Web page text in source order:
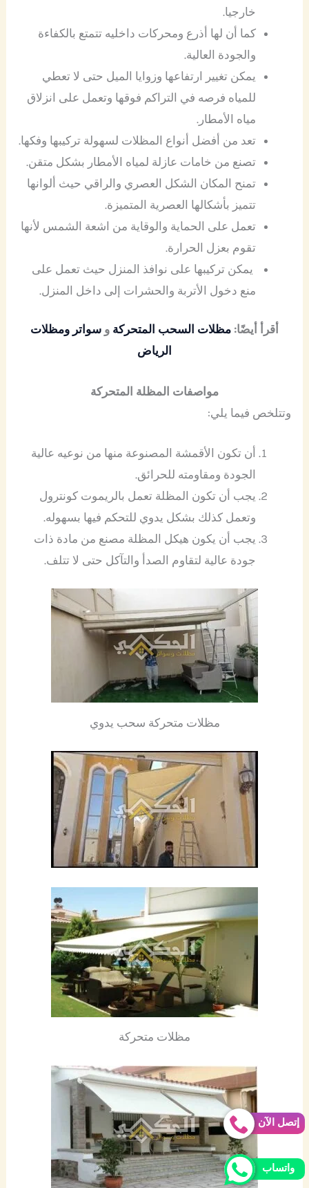
خارجيا.
كما أن لها أذرع ومحركات داخليه تتمتع بالكفاءة
والجودة العالية.
يمكن تغيير ارتفاعها وزوايا الميل حتى لا تعطي
للمياه فرصه في التراكم فوقها وتعمل على انزلاق
مياه الأمطار.
تعد من أفضل أنواع المظلات لسهولة تركيبها وفكها.
تصنع من خامات عازلة لمياه الأمطار بشكل متقن.
تمنح المكان الشكل العصري والراقي حيث ألوانها
تتميز بأشكالها العصرية المتميزة.
تعمل على الحماية والوقاية من اشعة الشمس لأنها
تقوم بعزل الحرارة.
يمكن تركيبها على نوافذ المنزل حيث تعمل على
منع دخول الأتربة والحشرات إلى داخل المنزل.
أقرأ أيضًا: مظلات السحب المتحركة و سواتر ومظلات
الرياض
مواصفات المظلة المتحركة
وتتلخص فيما يلي:
أن تكون الأقمشة المصنوعة منها من نوعيه عالية
الجودة ومقاومته للحرائق.
يجب أن تكون المظلة تعمل بالريموت كونترول
وتعمل كذلك بشكل يدوي للتحكم فيها بسهوله.
يجب أن يكون هيكل المظلة مصنع من مادة ذات
جودة عالية لتقاوم الصدأ والتآكل حتى لا تتلف.
مظلات متحركة سحب يدوي
مظلات متحركة
إتصل الآن
واتساب